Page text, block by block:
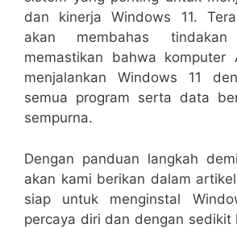
dan kinerja Windows 11.
akan membahas
memastikan bahwa komputer
menjalankan Windows 11
semua program serta data
sempurna.
Dengan panduan langkah
akan kami berikan dalam
siap untuk menginstal
percaya diri dan dengan sedikit